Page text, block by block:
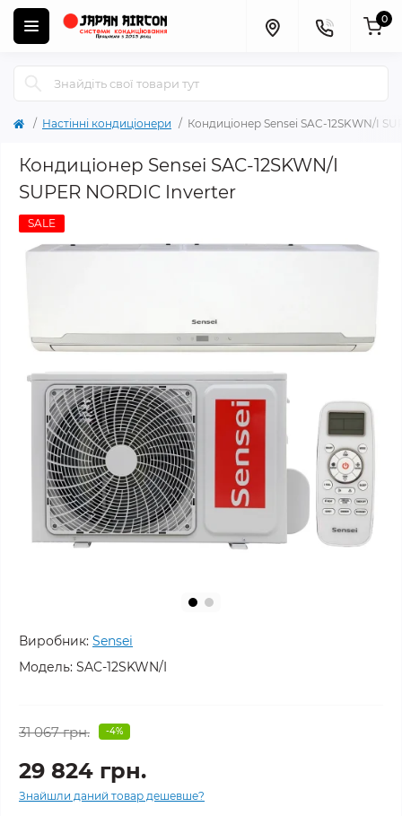
0
Настінні кондиціонери Кондиціонер Sensei SAC-12SKWN/I
Кондиціонер Sensei SAC-12SKWN/I
SUPER NORDIC Inverter
SALE
Виробник: Sensei
Модель: SAC-12SKWN/I
31 067 грн. -4%
29 824 грн.
Знайшли даний товар дешевше?